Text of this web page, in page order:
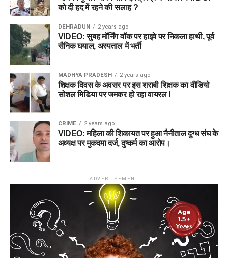
को दी हद में रहने की सलाह ?
DEHRADUN 2 years ago
VIDEO: सुबह मॉर्निंग वॉक पर हाइवे पर निकला हाथी, पूर्व
सैनिक घयाल, अस्पताल में भर्ती
MADHYA PRADESH 2 years ago
शिक्षक दिवस के अवसर पर इस शराबी शिक्षक का वीडियो
सोशल मिडिया पर जमकर हो रहा वायरल !
CRIME 2 years ago
VIDEO: महिला की शिकायत पर हुआ नैनीताल दुग्ध संघ के
अध्यक्ष पर मुकदमा दर्ज, दुष्कर्म का आरोप।
ADVERTISEMENT